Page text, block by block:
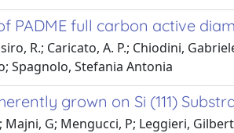
PADME full carbon active
R.; Caricato, A. P.; Chiodini,
Spagnolo, Stefania Antonia
grown on Si (111)
Majni, G; Mengucci, P; Leggieri,